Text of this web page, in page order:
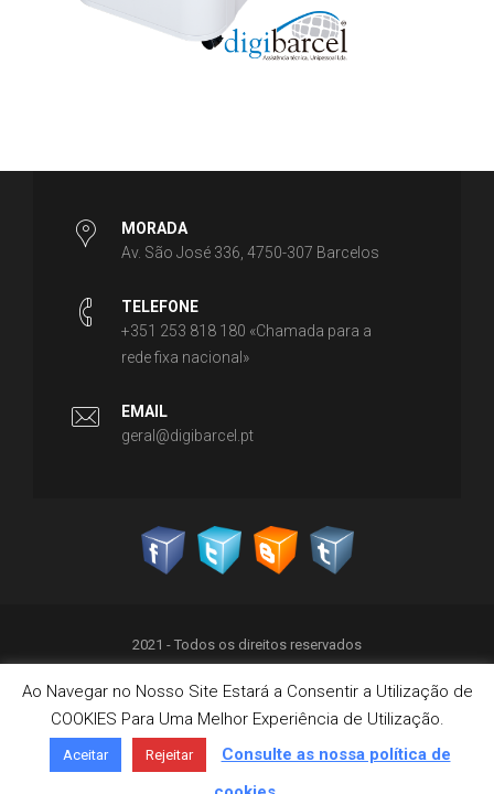
MORADA
Av. São José 336, 4750-307 Barcelos
TELEFONE
+351 253 818 180 «Chamada para a
rede fixa nacional»
EMAIL
geral@digibarcel.pt
2021 - Todos os direitos reservados
Política de Privacidade
Termos & Condições
Política de Cookies
Livro de Reclamações on-line
Ao Navegar no Nosso Site Estará a Consentir a Utilização de
COOKIES Para Uma Melhor Experiência de Utilização.
Aceitar Rejeitar
Consulte as nossa política de